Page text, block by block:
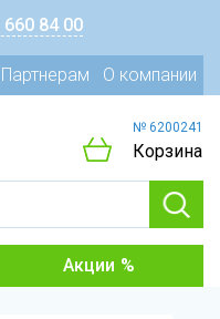
660 84 00
Партнерам О компании
№ 6200241
Корзина
Акции